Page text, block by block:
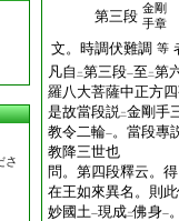
さ
第三段 金剛
手章
文。時調伏難調 等
凡自 二第三段一至 二第
羅八大菩薩中正方
是故當段説二金剛手
教令二輪一。當段專
教降三世也
問。第四段釋云。
在王如來異名。則
妙國土一現成二佛身一